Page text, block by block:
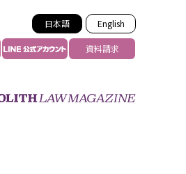
日本語 English
資料請求